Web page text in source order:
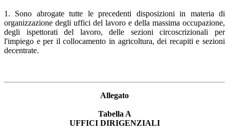
1. Sono abrogate tutte le precedenti disposizioni in materia di
organizzazione degli uffici del lavoro e della massima occupazione,
degli ispettorati del lavoro, delle sezioni circoscrizionali per
l'impiego e per il collocamento in agricoltura, dei recapiti e sezioni
decentrate.
Allegato
Tabella A
UFFICI DIRIGENZIALI